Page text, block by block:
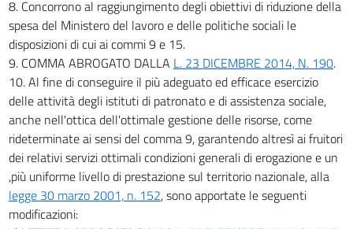
8. Concorrono al raggiungimento degli obiettivi di riduzione della
spesa del Ministero del lavoro e delle politiche sociali le
disposizioni di cui ai commi 9 e 15.
9. COMMA ABROGATO DALLA L. 23 DICEMBRE 2014, N. 190.
10. Al fine di conseguire il più adeguato ed efficace esercizio
delle attività degli istituti di patronato e di assistenza sociale,
anche nell'ottica dell'ottimale gestione delle risorse, come
rideterminate ai sensi del comma 9, garantendo altresì ai fruitori
dei relativi servizi ottimali condizioni generali di erogazione e un
,più uniforme livello di prestazione sul territorio nazionale, alla
legge 30 marzo 2001, n. 152, sono apportate le seguenti
modificazioni: